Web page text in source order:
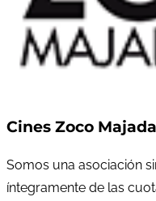
Cines Zoco
Somos una asociación
íntegramente de las